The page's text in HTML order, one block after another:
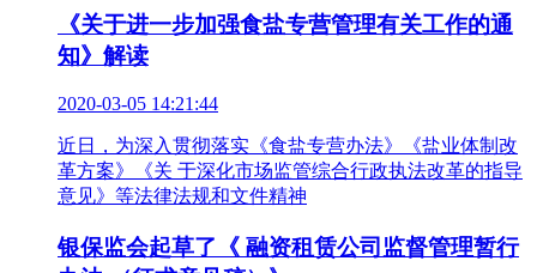
《关于进一步加强食盐专营管理有关工作的通
知》解读
2020-03-05 14:21:44
近日，为深入贯彻落实《食盐专营办法》《盐业体制改
革方案》《关 于深化市场监管综合行政执法改革的指导
意见》等法律法规和文件精神
银保监会起草了《 融资租赁公司监督管理暂行